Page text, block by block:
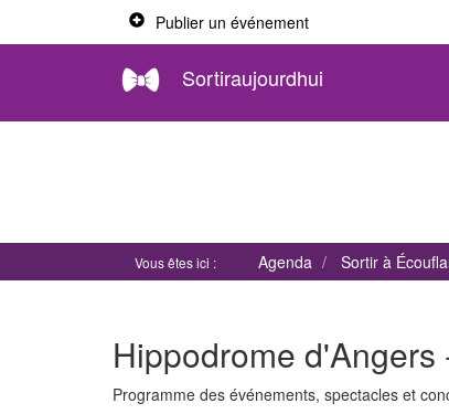
Publier un événement
Sortiraujourdhui
Vous êtes ici : Agenda Sortir à
Hippodrome
Programme des événements, spectacles et